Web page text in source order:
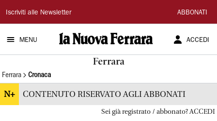
La
Nuova
Ferrara
Iscriviti alle Newsletter ABBONATI
MENU ACCEDI
Ferrara
Ferrara Cronaca
N+ CONTENUTO RISERVATO AGLI ABBONATI
Sei già registrato / abbonato? ACCEDI